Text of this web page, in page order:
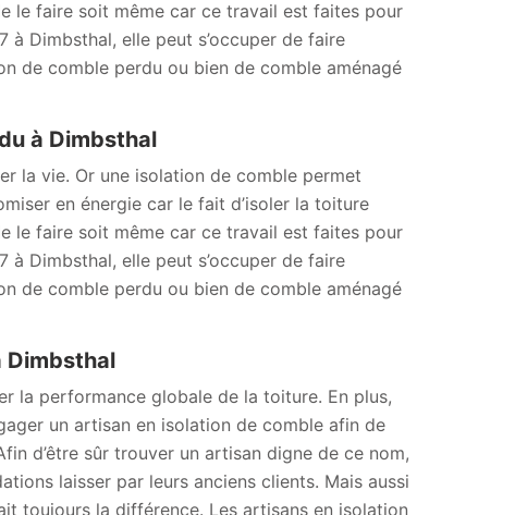
le faire soit même car ce travail est faites pour
à Dimbsthal, elle peut s’occuper de faire
de comble perdu ou bien de comble aménagé
à Dimbsthal
la vie. Or une isolation de comble permet
en énergie car le fait d’isoler la toiture
le faire soit même car ce travail est faites pour
à Dimbsthal, elle peut s’occuper de faire
de comble perdu ou bien de comble aménagé
Dimbsthal
la performance globale de la toiture. En plus,
un artisan en isolation de comble afin de
d’être sûr trouver un artisan digne de ce nom,
laisser par leurs anciens clients. Mais aussi
toujours la différence. Les artisans en isolation